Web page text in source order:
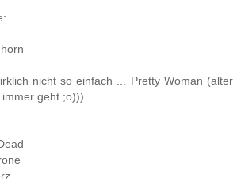
nicht so einfach ... Pretty Woman (alter
immer geht ;o)))